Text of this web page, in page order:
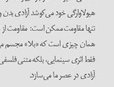
هیولاوارگی خود می‌کوشد آزادی بدن و
تنها مقاومت ممکن است: مقاومت
همان چیزی است که «بلا» مجسم
فقط اثری سینمایی، بلکه متنی
آزادی در عصر ما می‌سازد.